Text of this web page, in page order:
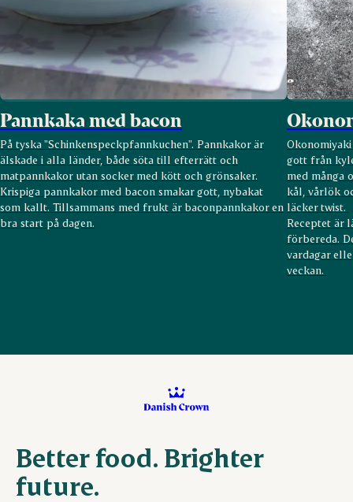
Pannkaka med bacon
På tyska "Schinkenspeckpfannkuchen". Pannkakor är
älskade i alla länder, både söta till efterrätt och
matpannkakor utan socker med kött och grönsaker.
Krispiga pannkakor med bacon smakar gott, nybakat
som kallt. Tillsammans med frukt är baconpannkakor en
bra start på dagen.
gott från
med många
kål, vårlök
läcker twist.
Receptet är
förbereda.
vardagar
veckan.
Better food. Brighter
future.